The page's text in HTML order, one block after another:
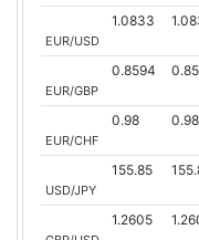
EUR/USD
1.0833
EUR/GBP
0.8594
EUR/CHF
0.98
USD/JPY
155.85
1.2605